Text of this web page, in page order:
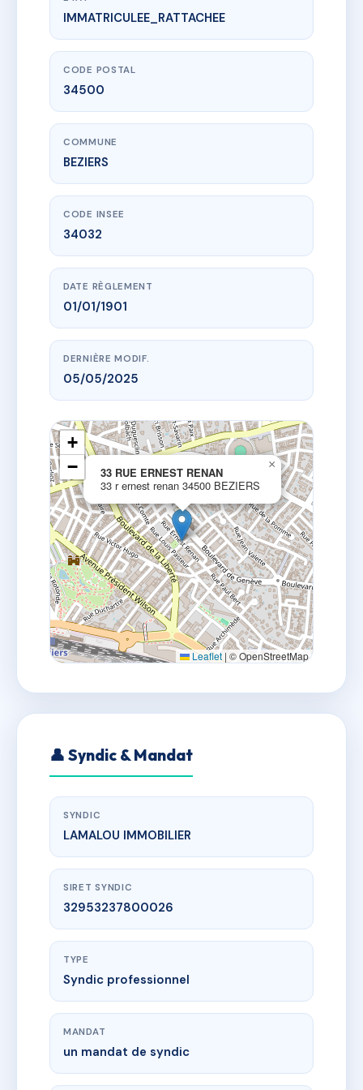
www.vme.plus/AC2699445
33 RUE ERNEST RENAN
33 r ernest renan
IMMATRICULEE_RATTACHEE
CODE POSTAL
34500
COMMUNE
BEZIERS
CODE INSEE
34032
DATE RÈGLEMENT
01/01/1901
DERNIÈRE MODIF.
05/05/2025
33 RUE ERNEST RENAN
33 r ernest renan 34500 BEZIERS
×
+
−
Leaflet | © OpenStreetMap
👤 Syndic & Mandat
SYNDIC
LAMALOU IMMOBILIER
SIRET SYNDIC
32953237800026
TYPE
Syndic professionnel
MANDAT
un mandat de syndic